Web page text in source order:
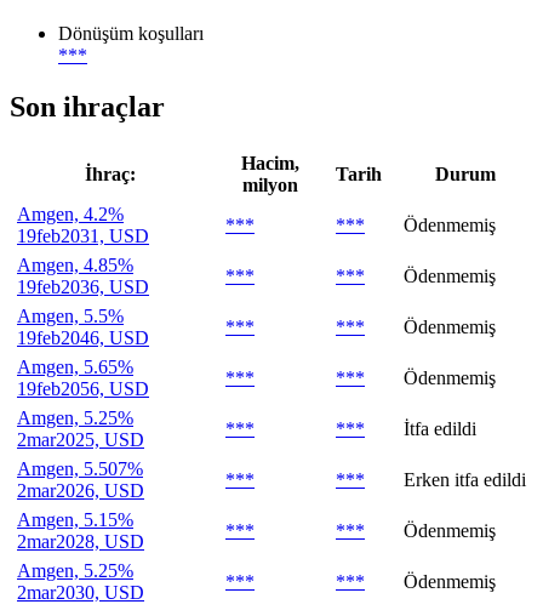
Dönüşüm koşulları
***
Son ihraçlar
İhraç:
Hacim,
milyon
Tarih
Durum
Amgen, 4.2%
19feb2031, USD
*** ***
Ödenmemiş
Amgen, 4.85%
19feb2036, USD
*** ***
Ödenmemiş
Amgen, 5.5%
19feb2046, USD
*** ***
Ödenmemiş
Amgen, 5.65%
19feb2056, USD
*** ***
Ödenmemiş
Amgen, 5.25%
2mar2025, USD
*** ***
İtfa edildi
Amgen, 5.507%
2mar2026, USD
*** ***
Erken itfa edildi
Amgen, 5.15%
2mar2028, USD
*** ***
Ödenmemiş
Amgen, 5.25%
2mar2030, USD
*** ***
Ödenmemiş